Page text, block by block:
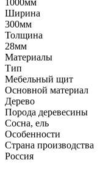
1000мм
Ширина
300мм
Толщина
28мм
Материалы
Тип
Мебельный щит
Основной материал
Дерево
Порода деревесины
Сосна, ель
Особенности
Страна производства
Россия